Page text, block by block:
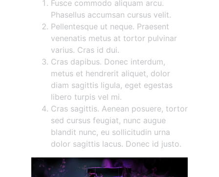
Fusce commodo aliquam arcu.
Phasellus accumsan cursus velit.
Pellentesque ut neque. Praesent
venenatis metus at tortor pulvinar
varius. Cras id dui.
Cras dapibus. Donec interdum,
metus et hendrerit aliquet, dolor
diam sagittis ligula, eget egestas
libero turpis vel mi.
Cras sagittis. Aenean posuere, tortor
sed cursus feugiat, nunc augue
blandit nunc, eu sollicitudin urna
dolor sagittis lacus. Donec id justo.